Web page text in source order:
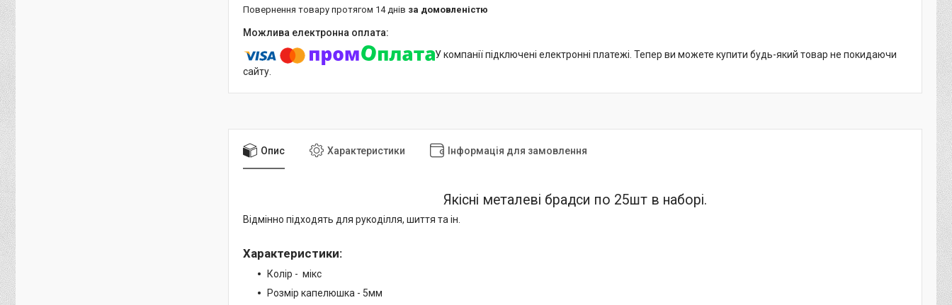
повернення товару протягом 14 днів за домовленістю
У компанії підключені електронні платежі. Тепер ви можете купити будь-який товар не покидаючи
сайту.
Опис Характеристики Інформація для замовлення
Якісні металеві брадси по 25шт в наборі.
Відмінно підходять для рукоділля, шиття та ін.
Характеристики:
Колір - мікс
Розмір капелюшка - 5мм